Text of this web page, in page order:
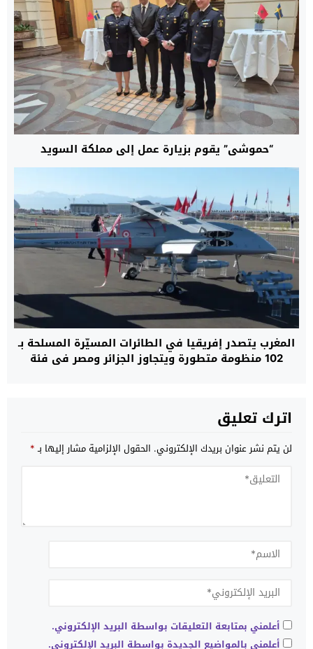
“حموشي” يقوم بزيارة عمل إلى مملكة السويد
المغرب يتصدر إفريقيا في الطائرات المسيّرة المسلحة بـ
102 منظومة متطورة ويتجاوز الجزائر ومصر في فئة
اترك تعليق
لن يتم نشر عنوان بريدك الإلكتروني. الحقول الإلزامية مشار إليها بـ*
أعلمني بمتابعة التعليقات بواسطة البريد الإلكتروني.
أعلمني بالمواضيع الجديدة بواسطة البريد الإلكتروني.